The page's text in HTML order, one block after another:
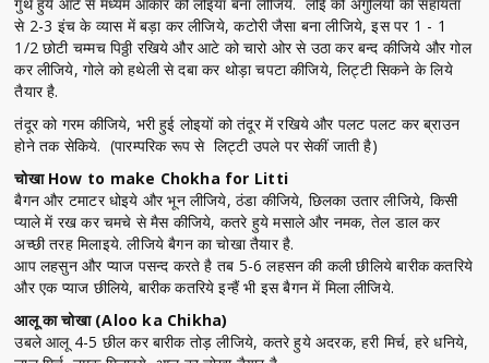
गुथे हुये आटे से मध्यम आकार की लोइयां बना लीजिये. लोई को अंगुलियों की सहायता
से 2-3 इंच के व्यास में बड़ा कर लीजिये, कटोरी जैसा बना लीजिये, इस पर 1 - 1
1/2 छोटी चम्मच पिठ्ठी रखिये और आटे को चारो ओर से उठा कर बन्द कीजिये और गोल
कर लीजिये, गोले को हथेली से दबा कर थोड़ा चपटा कीजिये, लिट्टी सिकने के लिये
तैयार है.
तंदूर को गरम कीजिये, भरी हुई लोइयों को तंदूर में रखिये और पलट पलट कर ब्राउन
होने तक सेकिये. (पारम्परिक रूप से लिट्टी उपले पर सेकीं जाती है)
चोखा How to make Chokha for Litti
बैगन और टमाटर धोइये और भून लीजिये, ठंडा कीजिये, छिलका उतार लीजिये, किसी
प्याले में रख कर चमचे से मैस कीजिये, कतरे हुये मसाले और नमक, तेल डाल कर
अच्छी तरह मिलाइये. लीजिये बैगन का चोखा तैयार है.
आप लहसुन और प्याज पसन्द करते है तब 5-6 लहसन की कली छीलिये बारीक कतरिये
और एक प्याज छीलिये, बारीक कतरिये इन्हैं भी इस बैगन में मिला लीजिये.
आलू का चोखा (Aloo ka Chikha)
उबले आलू 4-5 छील कर बारीक तोड़ लीजिये, कतरे हुये अदरक, हरी मिर्च, हरे धनिये,